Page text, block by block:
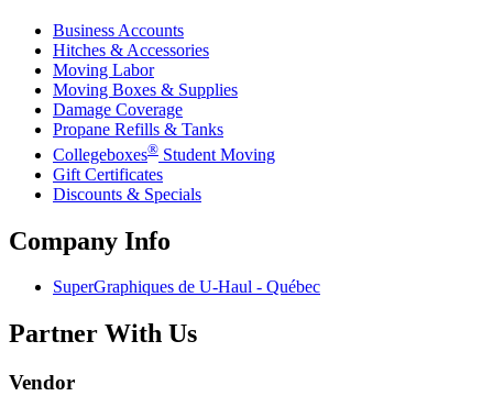
Business Accounts
Hitches & Accessories
Moving Labor
Moving Boxes & Supplies
Damage Coverage
Propane Refills & Tanks
Collegeboxes® Student Moving
Gift Certificates
Discounts & Specials
Company Info
SuperGraphiques de U-Haul - Québec
Partner With Us
Vendor